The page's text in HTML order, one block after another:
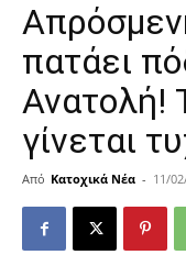
πατάει
Ανατολή!
γίνεται
Από Κατοχικά Νέα - 11/